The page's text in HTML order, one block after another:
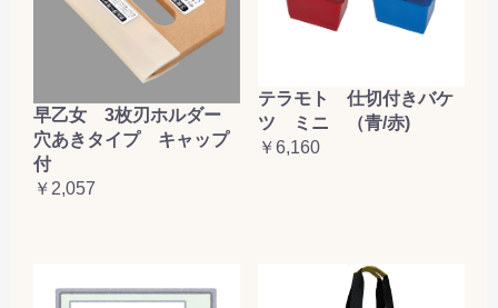
早乙女 3枚刃ホルダー
穴あきタイプ キャップ
付
￥2,057
テラモト 仕切付きバケ
ツ ミニ （青/赤)
￥6,160